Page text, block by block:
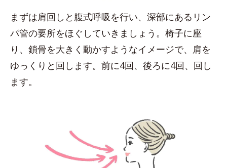
まずは肩回しと腹式呼吸を行い、深部にあるリン
パ管の要所をほぐしていきましょう。椅子に座
り、鎖骨を大きく動かすようなイメージで、肩を
ゆっくりと回します。前に4回、後ろに4回、回し
ます。